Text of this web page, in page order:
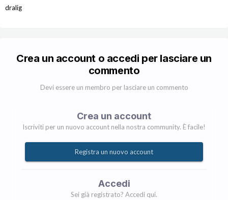
dralig
Crea un account o accedi per lasciare un
commento
Devi essere un membro per lasciare un commento
Crea un account
Iscriviti per un nuovo account nella nostra community. È facile!
Registra un nuovo account
Accedi
Sei già registrato? Accedi qui.